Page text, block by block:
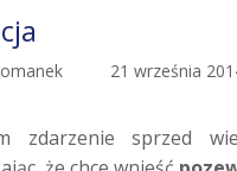
21 września
zdarzenie sprzed